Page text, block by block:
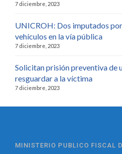
7 diciembre, 2023
UNICROH: Dos imputados
vehículos en la vía pública
7 diciembre, 2023
Solicitan prisión preventiva de
resguardar a la víctima
7 diciembre, 2023
MINISTERIO PUBLICO FISCAL